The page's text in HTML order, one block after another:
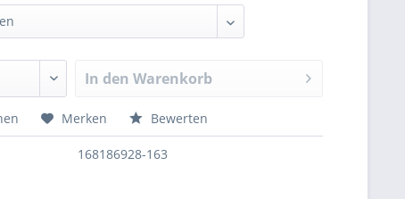
In den Warenkorb
Merken Bewerten
168186928-163